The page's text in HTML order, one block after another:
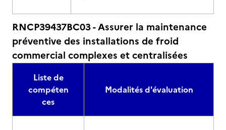
RNCP39437BC03 - Assurer la maintenance
préventive des installations de froid
commercial complexes et centralisées
Liste de
compéten
ces
Modalités d'évaluation